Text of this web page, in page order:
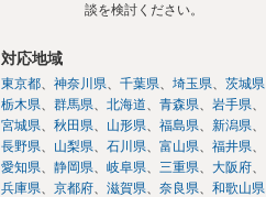
談を検討ください。
対応地域
東京都 神奈川県 千葉県 埼玉県
茨城県
栃木県
群馬県 北海道 青森県
岩手県
宮城県
秋田県 山形県 福島県
新潟県
長野県
山梨県 石川県 富山県
福井県
愛知県
静岡県 岐阜県 三重県
大阪府
兵庫県
京都府 滋賀県 奈良県
和歌山県